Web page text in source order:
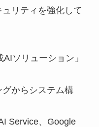
リティを強化して
ソリューション」
からシステム構
Service、Google